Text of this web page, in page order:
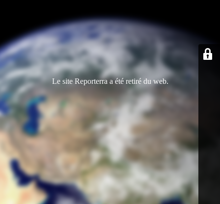
Le site Reporterra a été retiré du web.